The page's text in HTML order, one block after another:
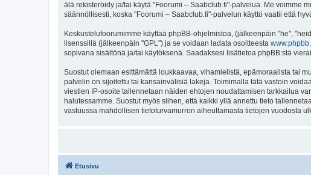
älä rekisteröidy ja/tai käytä "Foorumi – Saabclub.fi"-palvelua. Me voimme
säännöllisesti, koska "Foorumi – Saabclub.fi"-palvelun käyttö vaatii että
Keskustelufoorumimme käyttää phpBB-ohjelmistoa, (jälkeenpäin "he",
lisenssillä (jälkeenpäin "GPL") ja se voidaan ladata osoitteesta
sopivana sisältönä ja/tai käytöksenä. Saadaksesi lisätietoa phpBB:stä
Suostut olemaan esittämättä loukkaavaa, vihamielistä, epämoraalista tai
palvelin on sijoitettu tai kansainvälisiä lakeja. Toimimalla tätä vastoin
viestien IP-osoite tallennetaan näiden ehtojen noudattamisen tarkkailua
halutessamme. Suostut myös siihen, että kaikki yllä annettu tieto
vastuussa mahdollisen tietoturvamurron aiheuttamasta tietojen vuodosta
Etusivu